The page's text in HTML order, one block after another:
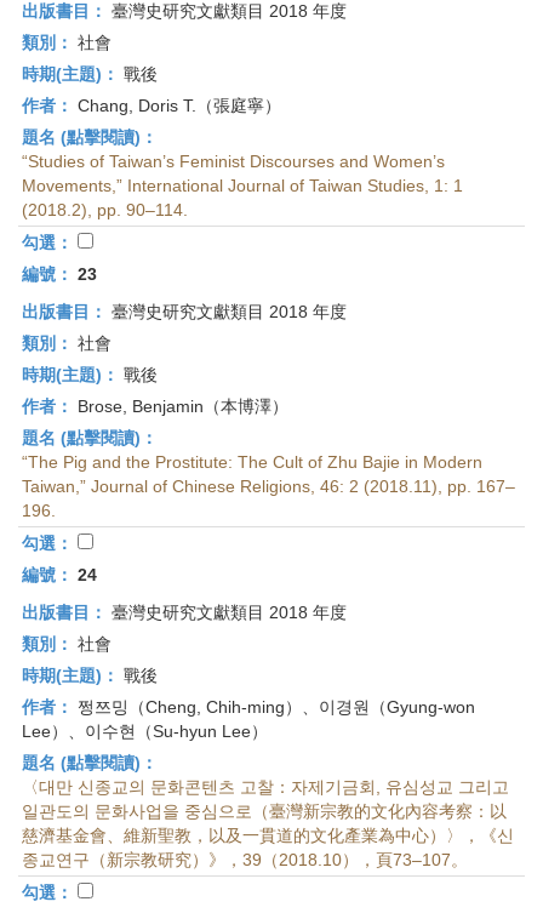
出版書目： 臺灣史研究文獻類目 2018 年度
類別： 社會
時期(主題)： 戰後
作者： Chang, Doris T.（張庭寧）
題名 (點擊閱讀)：
“Studies of Taiwan’s Feminist Discourses and Women’s
Movements,” International Journal of Taiwan Studies, 1: 1
(2018.2), pp. 90–114.
勾選：
編號： 23
出版書目： 臺灣史研究文獻類目 2018 年度
類別： 社會
時期(主題)： 戰後
作者：
Brose, Benjamin（本博澤）
題名 (點擊閱讀)：
“The Pig and the Prostitute: The Cult of Zhu Bajie in Modern
Taiwan,” Journal of Chinese Religions, 46: 2 (2018.11), pp. 167–
196.
勾選：
編號： 24
出版書目： 臺灣史研究文獻類目 2018 年度
類別： 社會
時期(主題)： 戰後
作者：
쩡쯔밍（Cheng, Chih-ming）、이경원（Gyung-won
Lee）、이수현（Su-hyun Lee）
題名 (點擊閱讀)：
〈대만 신종교의 문화콘텐츠 고찰：자제기금회, 유심성교 그리고
일관도의 문화사업을 중심으로（臺灣新宗教的文化內容考察：以
慈濟基金會、維新聖教，以及一貫道的文化產業為中心）〉，《신
종교연구（新宗教研究）》，39（2018.10），頁73–107。
勾選：